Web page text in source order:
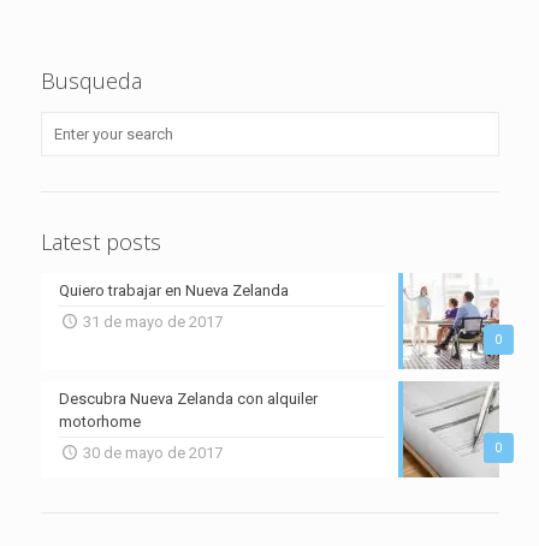
Busqueda
Latest posts
0
Quiero trabajar en Nueva Zelanda
31 de mayo de 2017
0
Descubra Nueva Zelanda con alquiler
motorhome
30 de mayo de 2017